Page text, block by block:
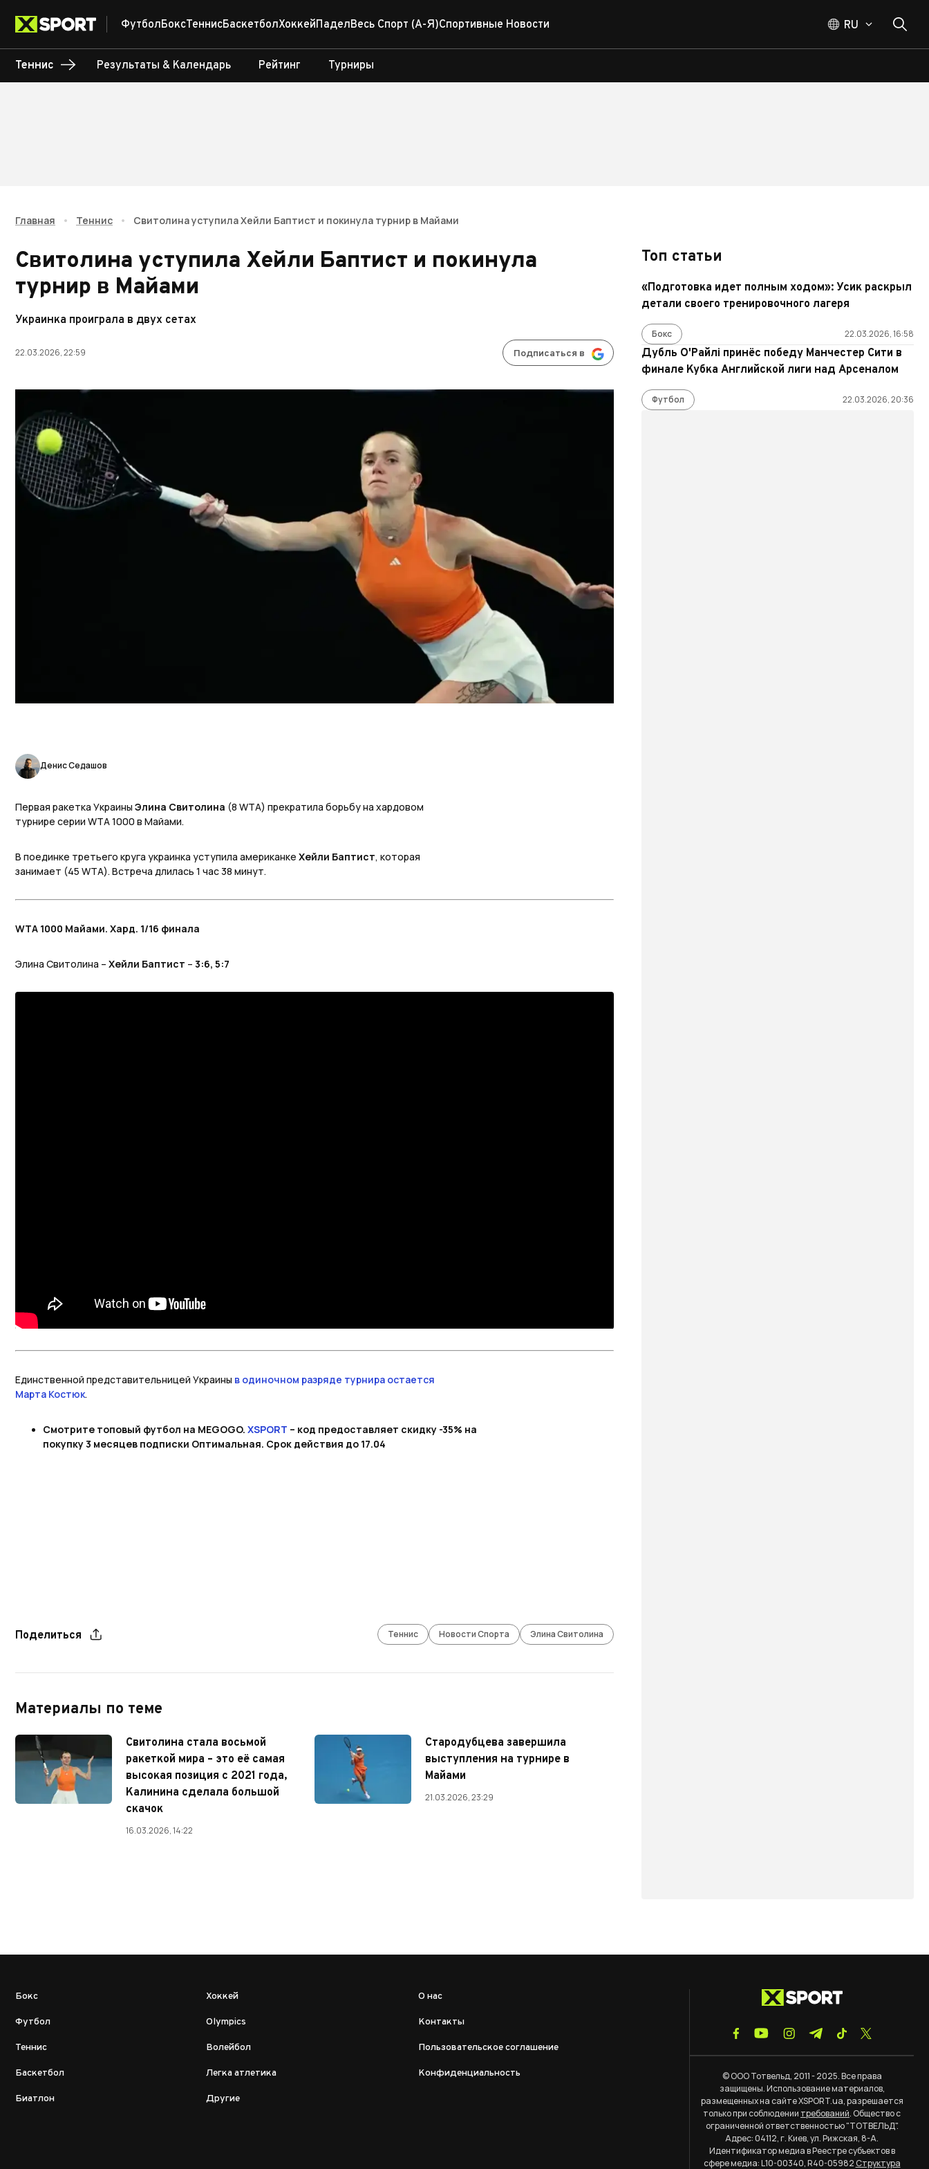
ФутболБоксТеннисБаскетболХоккейПаделВесь Спорт (А-Я)Спортивные Новости RU
Теннис Результаты & Календарь Рейтинг Турниры
Главная • Теннис • Свитолина уступила Хейли Баптист и покинула турнир в Майами
Свитолина уступила Хейли Баптист и покинула
турнир в Майами
Украинка проиграла в двух сетах
22.03.2026, 22:59 Подписаться в
Денис Седашов
Первая ракетка Украины Элина Свитолина (8 WTA) прекратила борьбу на хардовом
турнире серии WTA 1000 в Майами.
В поединке третьего круга украинка уступила американке Хейли Баптист, которая
занимает (45 WTA). Встреча длилась 1 час 38 минут.
WTA 1000 Майами. Хард. 1/16 финала
Элина Свитолина – Хейли Баптист – 3:6, 5:7
Единственной представительницей Украины в одиночном разряде турнира остается
Марта Костюк.
Смотрите топовый футбол на MEGOGO. XSPORT – код предоставляет скидку -35% на
покупку 3 месяцев подписки Оптимальная. Срок действия до 17.04
Поделиться Теннис Новости Спорта Элина Свитолина
Материалы по теме
Свитолина стала восьмой
ракеткой мира – это её самая
высокая позиция с 2021 года,
Калинина сделала большой
скачок
16.03.2026, 14:22
Стародубцева завершила
выступления на турнире в
Майами
21.03.2026, 23:29
Топ статьи
«Подготовка идет полным ходом»: Усик раскрыл
детали своего тренировочного лагеря
Бокс 22.03.2026, 16:58
Дубль О'Райлі принёс победу Манчестер Сити в
финале Кубка Английской лиги над Арсеналом
Футбол 22.03.2026, 20:36
Бокс
Футбол
Теннис
Баскетбол
Биатлон
Хоккей
Olympics
Волейбол
Легка атлетика
Другие
О нас
Контакты
Пользовательское соглашение
Конфиденциальность
© ООО Тотвельд, 2011 - 2025. Все права
защищены. Использование материалов,
размещенных на сайте XSPORT.ua, разрешается
только при соблюдении требований. Общество с
ограниченной ответственностью "ТОТВЕЛЬД".
Адрес: 04112, г. Киев, ул. Рижская, 8-А.
Идентификатор медиа в Реестре субъектов в
сфере медиа: L10-00340, R40-05982Структура